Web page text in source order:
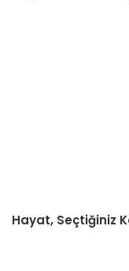
Hayat, Seçtiğiniz